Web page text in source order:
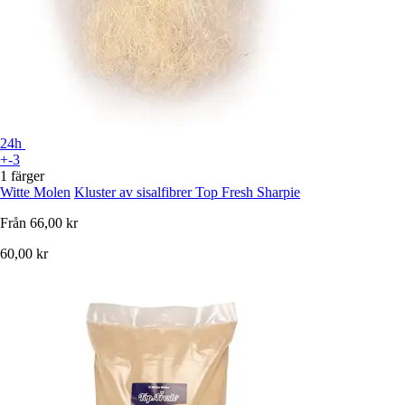
24h
+-3
1 färger
Witte Molen Kluster av sisalfibrer Top Fresh Sharpie
Från 66,00 kr
60,00 kr